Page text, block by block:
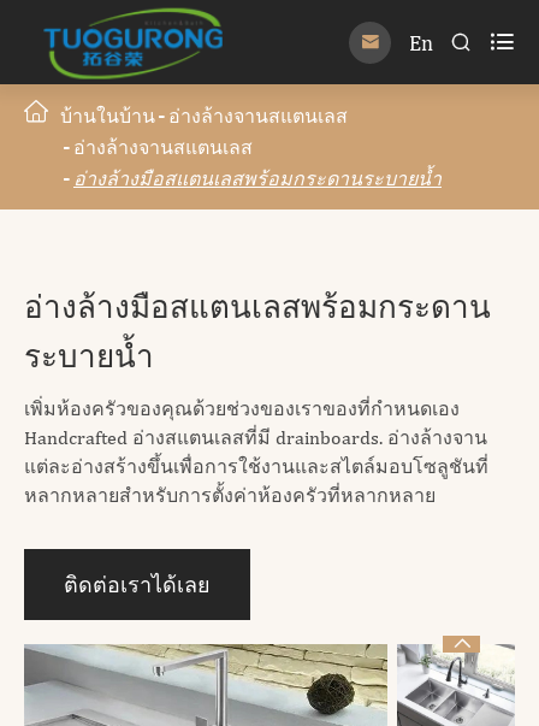
 En  
บ้านในบ้าน
อ่างล้างจานสแตนเลส
อ่างล้างจานสแตนเลส
อ่างล้างมือสแตนเลสพร้อมกระดานระบายน้ำ
อ่างล้างมือสแตนเลสพร้อมกระดาน
ระบายน้ำ
เพิ่มห้องครัวของคุณด้วยช่วงของเราของที่กำหนดเอง
Handcrafted อ่างสแตนเลสที่มี drainboards. อ่างล้างจาน
แต่ละอ่างสร้างขึ้นเพื่อการใช้งานและสไตล์มอบโซลูชันที่
หลากหลายสำหรับการตั้งค่าห้องครัวที่หลากหลาย
ติดต่อเราได้เลย
